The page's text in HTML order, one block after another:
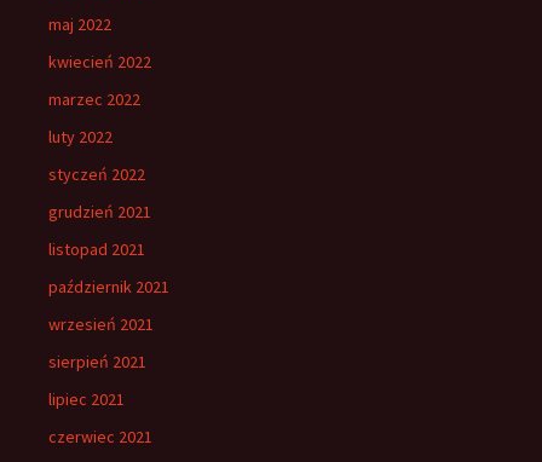
maj 2022
kwiecień 2022
marzec 2022
luty 2022
styczeń 2022
grudzień 2021
listopad 2021
październik 2021
wrzesień 2021
sierpień 2021
lipiec 2021
czerwiec 2021